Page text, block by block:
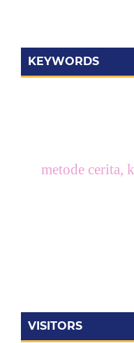
KEYWORDS
metode cerita,
VISITORS